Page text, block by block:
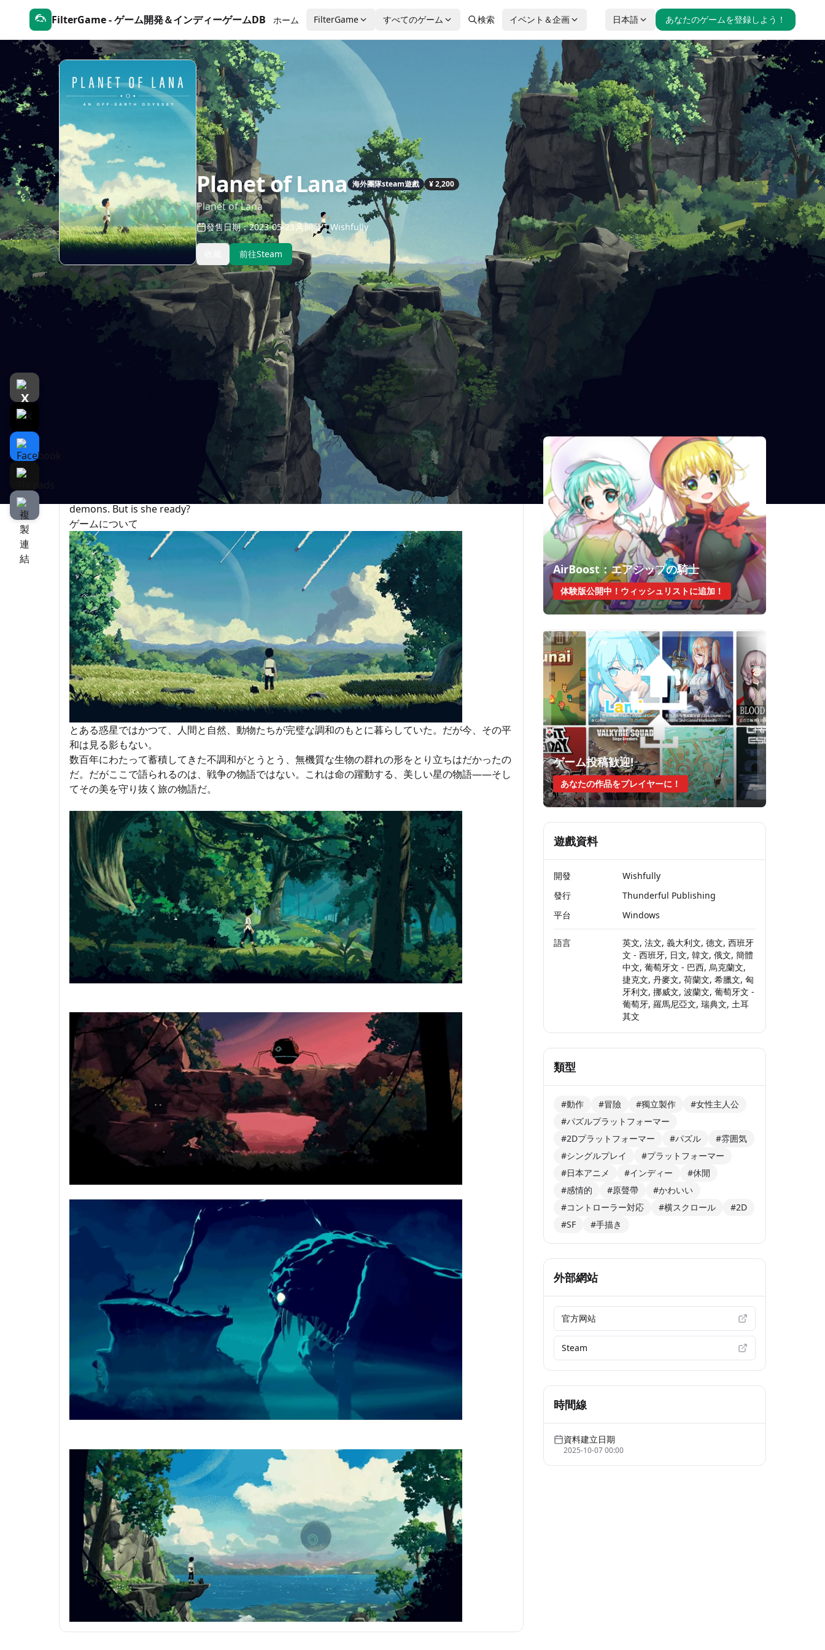
FilterGame - ゲーム開発＆インディーゲームDB ホーム FilterGame すべてのゲーム 検索 イベント＆企画 日本語 あなたのゲームを登録しよう！
Planet of Lana 海外團隊steam遊戲 ¥ 2,200
Planet of Lana
發售日期：2023-05-23 開發：Wishfully
前往Steam
最後更新：2025-10-01
遊戲截圖 関連記事
Planet of Lana II: Children of the Leaf - Coming in 2026!
Planet of Lana II: Children of the Leaf is an ambitious cinematic puzzle adventure, doubling the
scale and narrative depth of its predecessor.
Set for release on all platforms in 2026, this highly anticipated sequel plunges Lana and Mui
into a Novo forever altered by the robot invasion. The core of this experience is the enduring
strength of their bond, which will be strained across treacherous icy mountains and unearthed
As a deeper narrative unfolds, Lana will be compelled to face her inherent destiny and personal
demons. But is she ready?
ゲームについて
とある惑星ではかつて、人間と自然、動物たちが完璧な調和のもとに暮らしていた。だが今、その平
和は見る影もない。
数百年にわたって蓄積してきた不調和がとうとう、無機質な生物の群れの形をとり立ちはだかったの
だ。だがここで語られるのは、戦争の物語ではない。これは命の躍動する、美しい星の物語――そし
てその美を守り抜く旅の物語だ。
Ruins and
Tails Journey
AirBoost：エアシップの騎士
体験版公開中！ウィッシュリストに追加！
ゲーム投稿歓迎!
あなたの作品をプレイヤーに！
遊戲資料
開發
Wishfully
發行
Thunderful Publishing
平台
Windows
語言
英文, 法文, 義大利文, 德文, 西班牙
文 - 西班牙, 日文, 韓文, 俄文, 簡體
中文, 葡萄牙文 - 巴西, 烏克蘭文,
捷克文, 丹麥文, 荷蘭文, 希臘文, 匈
牙利文, 挪威文, 波蘭文, 葡萄牙文 -
葡萄牙, 羅馬尼亞文, 瑞典文, 土耳
其文
類型
#動作 #冒險 #獨立製作
#女性主人公
#パズルプラットフォーマー
#2Dプラットフォーマー
#パズル
#雰囲気
#シングルプレイ
#プラットフォーマー
#日本アニメ
#インディー
#休閒
#感情的
#原聲帶
#かわいい
#コントローラー対応
#横スクロール
#2D
#SF
#手描き
外部網站
官方网站
Steam
時間線
資料建立日期
2025-10-07 00:00